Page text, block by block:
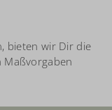
bieten wir Dir die
Maßvorgaben